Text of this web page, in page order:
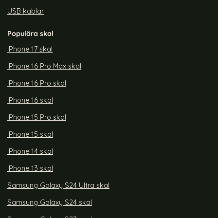
USB kablar
Populära skal
iPhone 17 skal
iPhone 16 Pro Max skal
iPhone 16 Pro skal
iPhone 16 skal
iPhone 15 Pro skal
iPhone 15 skal
iPhone 14 skal
iPhone 13 skal
Samsung Galaxy S24 Ultra skal
Samsung Galaxy S24 skal